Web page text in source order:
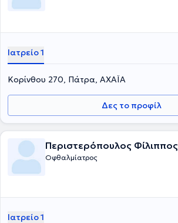
Ιατρείο 1
Κορίνθου 270, Πάτρα, ΑΧΑΪΑ
Δες το προφίλ
Περιστερόπουλος Φίλιππος
Οφθαλμίατρος
Ιατρείο 1